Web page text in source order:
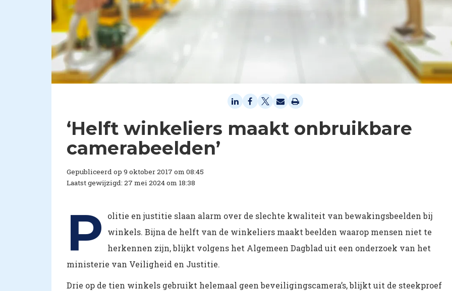
‘Helft winkeliers maakt onbruikbare
camerabeelden’
Gepubliceerd op 9 oktober 2017 om 08:45
Laatst gewijzigd: 27 mei 2024 om 18:38
P
olitie en justitie slaan alarm over de slechte kwaliteit van bewakingsbeelden bij
winkels. Bijna de helft van de winkeliers maakt beelden waarop mensen niet te
herkennen zijn, blijkt volgens het Algemeen Dagblad uit een onderzoek van het
ministerie van Veiligheid en Justitie.
Drie op de tien winkels gebruikt helemaal geen beveiligingscamera’s, blijkt uit de steekproef